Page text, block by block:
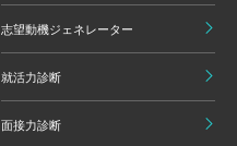
志望動機ジェネレーター
就活力診断
面接力診断